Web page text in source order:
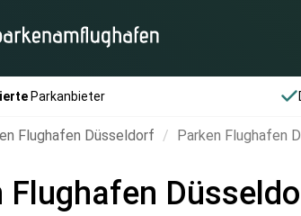
Parkanbieter
Flughafen Düsseldorf Parken Flughafen
Flughafen